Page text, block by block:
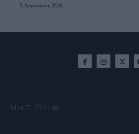
5 Αυγούστου, 2026
Μ.Η.Τ. 232148